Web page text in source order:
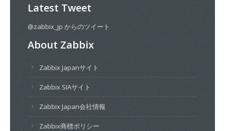
Latest Tweet
@zabbix_jp からのツイート
About Zabbix
Zabbix Japanサイト
Zabbix SIAサイト
Zabbix Japan会社情報
Zabbix商標ポリシー